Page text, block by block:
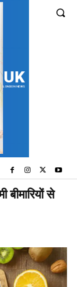
UK
LONDON NEWS
बीमारियों से